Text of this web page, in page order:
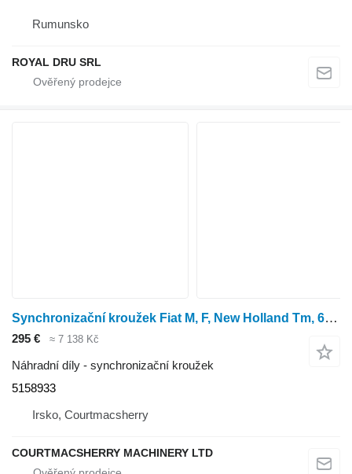
Rumunsko
ROYAL DRU SRL
Synchronizační kroužek Fiat M, F, New Holland Tm, 60 Series F130, F100, 8160, F120 Synchroni 5158933 pro kolového traktoru New Holland TM115, TM120, TM125, TM130, TM140
295 € ≈ 7 138 Kč
Náhradní díly - synchronizační kroužek
5158933
Irsko, Courtmacsherry
COURTMACSHERRY MACHINERY LTD